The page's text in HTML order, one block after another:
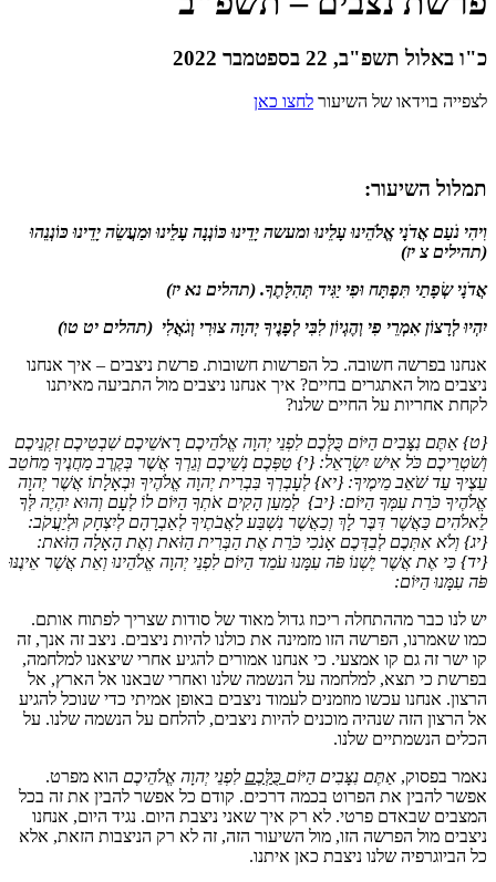
כ"ו באלול תשפ"ב, 22 בספטמבר 2022
לצפייה בוידאו של השיעור לחצו כאן
תמלול השיעור:
וִיהִי נֹעַם אֲדֹנָי אֱלֹהֵינוּ עָלֵינוּ ומעשה יָדֵינוּ כּוֹנְנָה עָלֵינוּ וּמַעֲשֵׂה יָדֵינוּ כּוֹנְנֵהוּ
(תהילים צ יז)
אֲדֹנָי שְׂפָתַי תִּפְתָּח וּפִי יַגִּיד תְּהִלָּתֶךָ. (תהלים נא יז)
יִהְיוּ לְרָצוֹן אִמְרֵי פִי וְהֶגְיוֹן לִבִּי לְפָנֶיךָ יְהוָה צוּרִי וְגֹאֲלִי (תהלים יט טו)
אנחנו בפרשה חשובה. כל הפרשות חשובות. פרשת ניצבים – איך אנחנו
ניצבים מול האתגרים בחיים? איך אנחנו ניצבים מול התביעה מאיתנו
לקחת אחריות על החיים שלנו?
{ט} אַתֶּם נִצָּבִים הַיּוֹם כֻּלְּכֶם לִפְנֵי יְהוָה אֱלֹהֵיכֶם רָאשֵׁיכֶם שִׁבְטֵיכֶם זִקְנֵיכֶם
וְשֹׁטְרֵיכֶם כֹּל אִישׁ יִשְׂרָאֵל: {י} טַפְּכֶם נְשֵׁיכֶם וְגֵרְךָ אֲשֶׁר בְּקֶרֶב מַחֲנֶיךָ מֵחֹטֵב
עֵצֶיךָ עַד שֹׁאֵב מֵימֶיךָ: {יא} לְעָבְרְךָ בִּבְרִית יְהוָה אֱלֹהֶיךָ וּבְאָלָתוֹ אֲשֶׁר יְהוָה
אֱלֹהֶיךָ כֹּרֵת עִמְּךָ הַיּוֹם: {יב} לְמַעַן הָקִים אֹתְךָ הַיּוֹם לוֹ לְעָם וְהוּא יִהְיֶה לְּךָ
לֵאלֹהִים כַּאֲשֶׁר דִּבֶּר לָךְ וְכַאֲשֶׁר נִשְׁבַּע לַאֲבֹתֶיךָ לְאַבְרָהָם לְיִצְחָק וּלְיַעֲקֹב:
{יג} וְלֹא אִתְּכֶם לְבַדְּכֶם אָנֹכִי כֹּרֵת אֶת הַבְּרִית הַזֹּאת וְאֶת הָאָלָה הַזֹּאת:
{יד} כִּי אֶת אֲשֶׁר יֶשְׁנוֹ פֹּה עִמָּנוּ עֹמֵד הַיּוֹם לִפְנֵי יְהוָה אֱלֹהֵינוּ וְאֵת אֲשֶׁר אֵינֶנּוּ
פֹּה עִמָּנוּ הַיּוֹם:
יש לנו כבר מההתחלה ריכוז גדול מאוד של סודות שצריך לפתוח אותם.
כמו שאמרנו, הפרשה הזו מזמינה את כולנו להיות ניצבים. ניצב זה אנך, זה
קו ישר זה גם קו אמצעי. כי אנחנו אמורים להגיע אחרי שיצאנו למלחמה,
בפרשת כי תצא, למלחמה על הנשמה שלנו ואחרי שבאנו אל הארץ, אל
הרצון. אנחנו עכשו מוזמנים לעמוד ניצבים באופן אמיתי כדי שנוכל להגיע
אל הרצון הזה שנהיה מוכנים להיות ניצבים, להלחם על הנשמה שלנו. על
הכלים הנשמתיים שלנו.
נאמר בפסוק, אַתֶּם נִצָּבִים הַיּוֹם כֻּלְּכֶם לִפְנֵי יְהוָה אֱלֹהֵיכֶם הוא מפרט.
אפשר להבין את הפרוט בכמה דרכים. קודם כל אפשר להבין את זה בכל
המצבים שבאדם פרטי. לא רק איך שאני ניצבת היום. נגיד היום, אנחנו
ניצבים מול הפרשה הזו, מול השיעור הזה, זה לא רק הניצבות הזאת, אלא
כל הביוגרפיה שלנו ניצבת כאן איתנו.